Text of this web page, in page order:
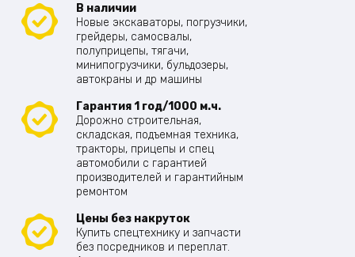
В наличии
Новые экскаваторы, погрузчики,
грейдеры, самосвалы,
полуприцепы, тягачи,
минипогрузчики, бульдозеры,
автокраны и др машины
Гарантия 1 год/1000 м.ч.
Дорожно строительная,
складская, подъемная техника,
тракторы, прицепы и спец
автомобили с гарантией
производителей и гарантийным
ремонтом
Цены без накруток
Купить спецтехнику и запчасти
без посредников и переплат.